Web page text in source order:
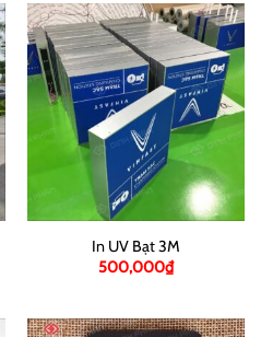
In UV Bạt 3M
500,000₫